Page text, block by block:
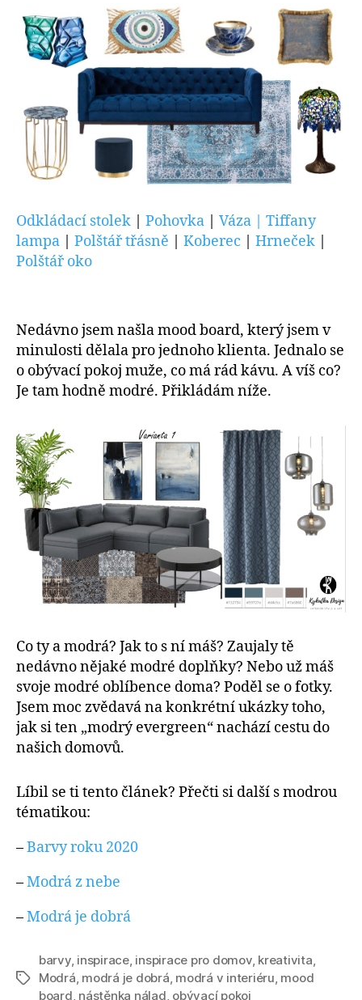
Odkládací stolek Pohovka Váza |
Tiffany
lampa
Polštář třásně Koberec Hrneček
Polštář oko
Nedávno jsem našla mood board, který jsem v
minulosti dělala pro jednoho klienta. Jednalo se
o obývací pokoj muže, co má rád kávu. A víš co?
Je tam hodně modré. Přikládám níže.
Co ty a modrá? Jak to s ní máš? Zaujaly tě
nedávno nějaké modré doplňky? Nebo už máš
svoje modré oblíbence doma? Poděl se o fotky.
Jsem moc zvědavá na konkrétní ukázky toho,
jak si ten „modrý evergreen“ nachází cestu do
našich domovů.
Líbil se ti tento článek? Přečti si další s modrou
tématikou:
–Barvy roku 2020
–Modrá z nebe
–Modrá je dobrá
Štítky
barvy, inspirace, inspirace pro domov, kreativita,
Modrá, modrá je dobrá, modrá v interiéru, mood
board, nástěnka nálad, obývací pokoj